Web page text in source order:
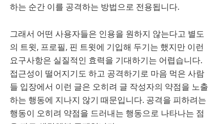
하는 순간 이를 공격하는 방법으로 전용됩니다.
그래서 어떤 사용자들은 인용을 원하지 않는다고 별도
의 트윗, 프로필, 핀 트윗에 기입해 두기는 했지만 이런
요구사항은 실질적인 효력을 기대하기는 어렵습니다.
접근성이 떨어지기도 하고 공격하기로 마음 먹은 사람
들 입장에서 이런 글은 오히려 글 작성자의 약점을 노출
하는 행동에 지나지 않기 때문입니다. 공격을 피하려는
행동이 오히려 약점을 드러내는 행동으로 나타나는 점